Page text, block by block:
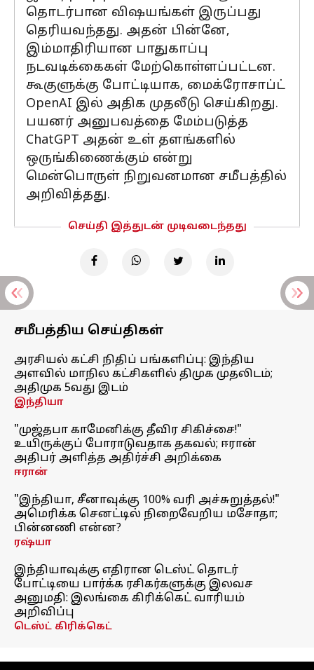
தொடர்பான விஷயங்கள் இருப்பது
தெரியவந்தது. அதன் பின்னே,
இம்மாதிரியான பாதுகாப்பு
நடவடிக்கைகள் மேற்கொள்ளப்பட்டன.
கூகுளுக்கு போட்டியாக, மைக்ரோசாப்ட்
OpenAI இல் அதிக முதலீடு செய்கிறது.
பயனர் அனுபவத்தை மேம்படுத்த
ChatGPT அதன் உள் தளங்களில்
ஒருங்கிணைக்கும் என்று
மென்பொருள் நிறுவனமான சமீபத்தில்
அறிவித்தது.
செய்தி இத்துடன் முடிவடைந்தது
சமீபத்திய செய்திகள்
அரசியல் கட்சி நிதிப் பங்களிப்பு: இந்திய
அளவில் மாநில கட்சிகளில் திமுக முதலிடம்;
அதிமுக 5வது இடம்
இந்தியா
"முஜ்தபா காமேனிக்கு தீவிர சிகிச்சை!"
உயிருக்குப் போராடுவதாக தகவல்; ஈரான்
அதிபர் அளித்த அதிர்ச்சி அறிக்கை
ஈரான்
"இந்தியா, சீனாவுக்கு 100% வரி அச்சுறுத்தல்!"
அமெரிக்க செனட்டில் நிறைவேறிய மசோதா;
பின்னணி என்ன?
ரஷ்யா
இந்தியாவுக்கு எதிரான டெஸ்ட் தொடர்
போட்டியை பார்க்க ரசிகர்களுக்கு இலவச
அனுமதி: இலங்கை கிரிக்கெட் வாரியம்
அறிவிப்பு
டெஸ்ட் கிரிக்கெட்